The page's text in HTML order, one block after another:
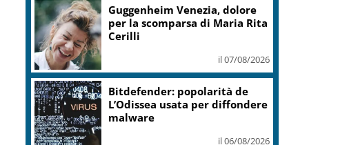
Covid, ‘Conte-day’ in
commissione: “non sono un
eroe ma un uomo corretto,
il 06/08/2026
Guccini, Meloni: l’ho amato e
mi ha formato, continuerò a